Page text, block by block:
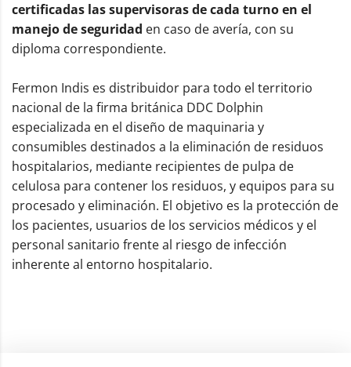
certificadas las supervisoras de cada turno en el
manejo de seguridad en caso de avería, con su
diploma correspondiente.
Fermon Indis es distribuidor para todo el territorio
nacional de la firma británica DDC Dolphin
especializada en el diseño de maquinaria y
consumibles destinados a la eliminación de residuos
hospitalarios, mediante recipientes de pulpa de
celulosa para contener los residuos, y equipos para su
procesado y eliminación. El objetivo es la protección de
los pacientes, usuarios de los servicios médicos y el
personal sanitario frente al riesgo de infección
inherente al entorno hospitalario.